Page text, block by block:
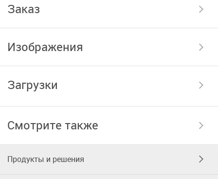
Заказ
Изображения
Загрузки
Смотрите также
Продукты и решения